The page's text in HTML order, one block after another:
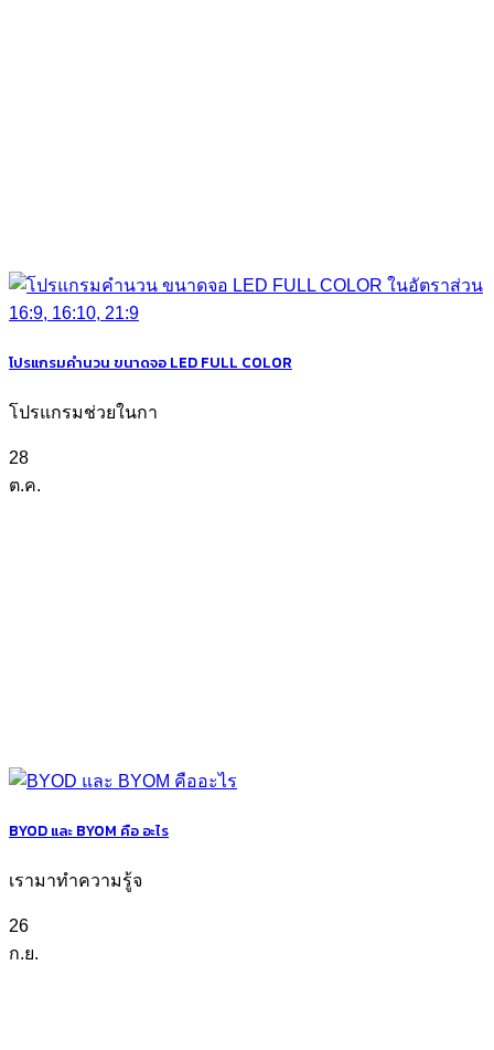
โปรแกรมคำนวน ขนาดจอ LED FULL COLOR
โปรแกรมช่วยในกา
28
ต.ค.
BYOD และ BYOM คือ อะไร
เรามาทำความรู้จ
26
ก.ย.